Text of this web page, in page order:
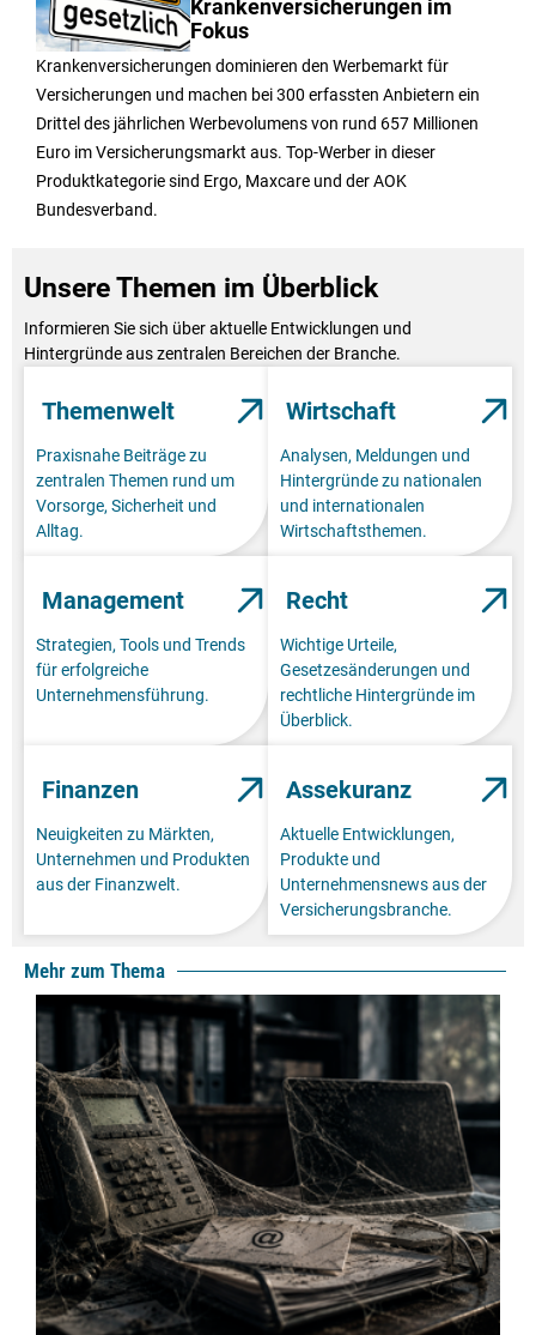
Krankenversicherungen im
Fokus
Krankenversicherungen dominieren den Werbemarkt für
Versicherungen und machen bei 300 erfassten Anbietern ein
Drittel des jährlichen Werbevolumens von rund 657 Millionen
Euro im Versicherungsmarkt aus. Top-Werber in dieser
Produktkategorie sind Ergo, Maxcare und der AOK
Bundesverband.
Unsere Themen im Überblick
Informieren Sie sich über aktuelle Entwicklungen und
Hintergründe aus zentralen Bereichen der Branche.
Themenwelt
Praxisnahe Beiträge zu
zentralen Themen rund um
Vorsorge, Sicherheit und
Alltag.
Wirtschaft
Analysen, Meldungen und
Hintergründe zu nationalen
und internationalen
Wirtschaftsthemen.
Management
Strategien, Tools und Trends
für erfolgreiche
Unternehmensführung.
Recht
Wichtige Urteile,
Gesetzesänderungen und
rechtliche Hintergründe im
Überblick.
Finanzen
Neuigkeiten zu Märkten,
Unternehmen und Produkten
aus der Finanzwelt.
Assekuranz
Aktuelle Entwicklungen,
Produkte und
Unternehmensnews aus der
Versicherungsbranche.
Mehr zum Thema